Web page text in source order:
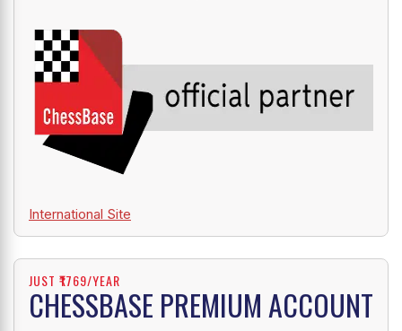
International Site
JUST ₹1769/YEAR
CHESSBASE PREMIUM ACCOUNT